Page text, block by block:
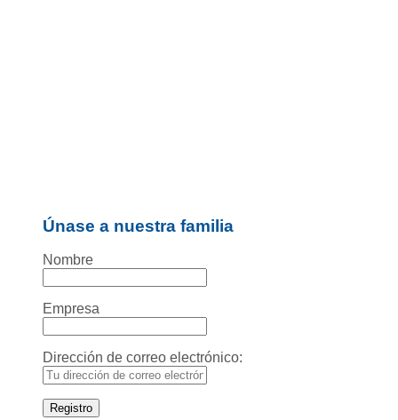
Únase a nuestra familia
Nombre
Empresa
Dirección de correo electrónico: